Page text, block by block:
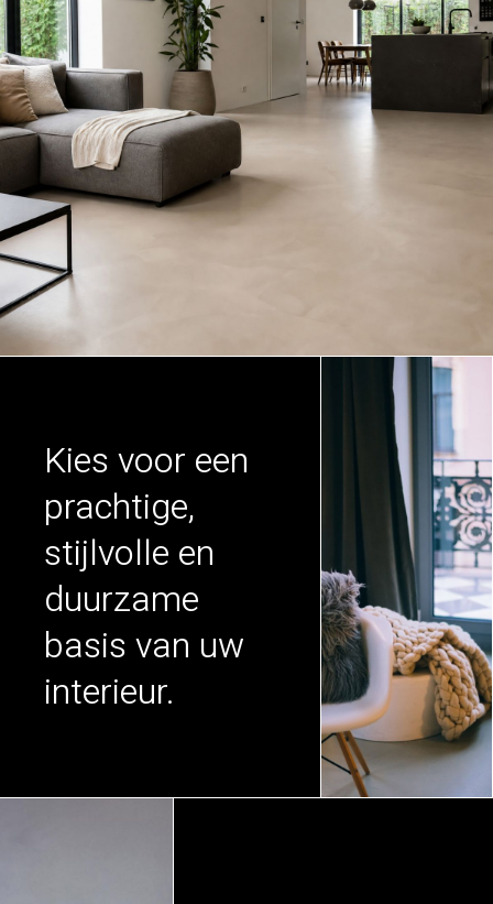
Kies voor een
prachtige,
stijlvolle en
duurzame
basis van uw
interieur.